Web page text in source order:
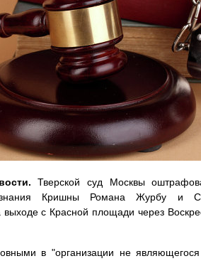
Тверской суд Москвы
Кришны Романа Журбу и
выходе с Красной площади через
в "организации не